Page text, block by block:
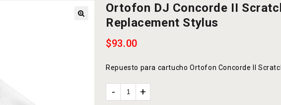
Ortofon DJ Concorde II
Replacement Stylus
$93.00
Repuesto para cartucho Ortofon Concorde II